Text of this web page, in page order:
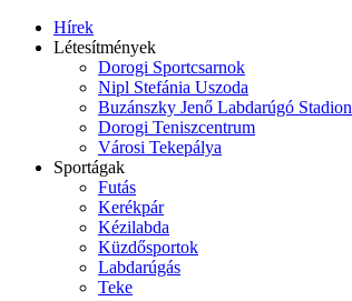
Hírek
Létesítmények
Dorogi Sportcsarnok
Nipl Stefánia Uszoda
Buzánszky Jenő Labdarúgó Stadion
Dorogi Teniszcentrum
Városi Tekepálya
Sportágak
Futás
Kerékpár
Kézilabda
Küzdősportok
Labdarúgás
Teke